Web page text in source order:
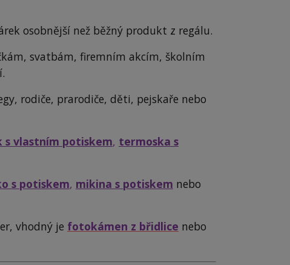
osobnější než běžný produkt z regálu.
svatbám, firemním akcím, školním
rodiče, prarodiče, děti, pejskaře nebo
s vlastním potiskem, termoska s
s potiskem, mikina s potiskem nebo
vhodný je fotokámen z břidlice nebo